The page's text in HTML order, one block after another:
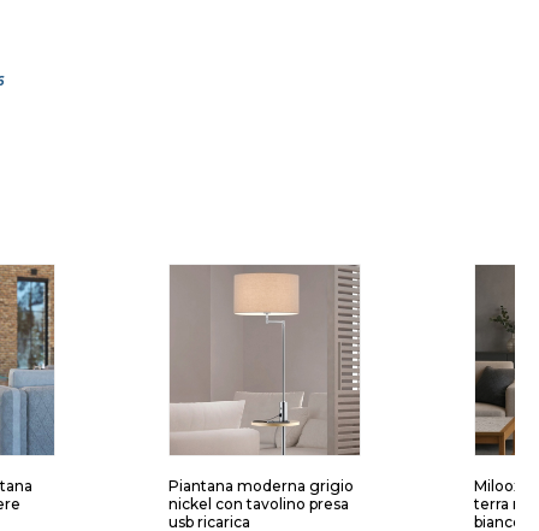
Piantana moderna grigio
nickel con tavolino presa
usb ricarica
Miloox
terra
bianco o